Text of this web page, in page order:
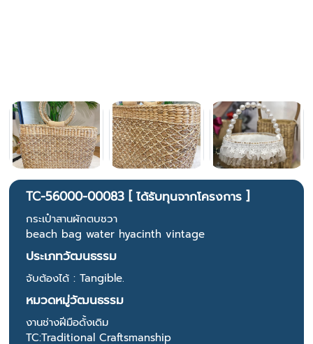
TC-56000-00083 [ ได้รับทุนจากโครงการ ]
กระเป๋าสานผักตบชวา
beach bag water hyacinth vintage
ประเภทวัฒนธรรม
จับต้องได้ : Tangible.
หมวดหมู่วัฒนธรรม
งานช่างฝีมือดั้งเดิม
TC:Traditional Craftsmanship